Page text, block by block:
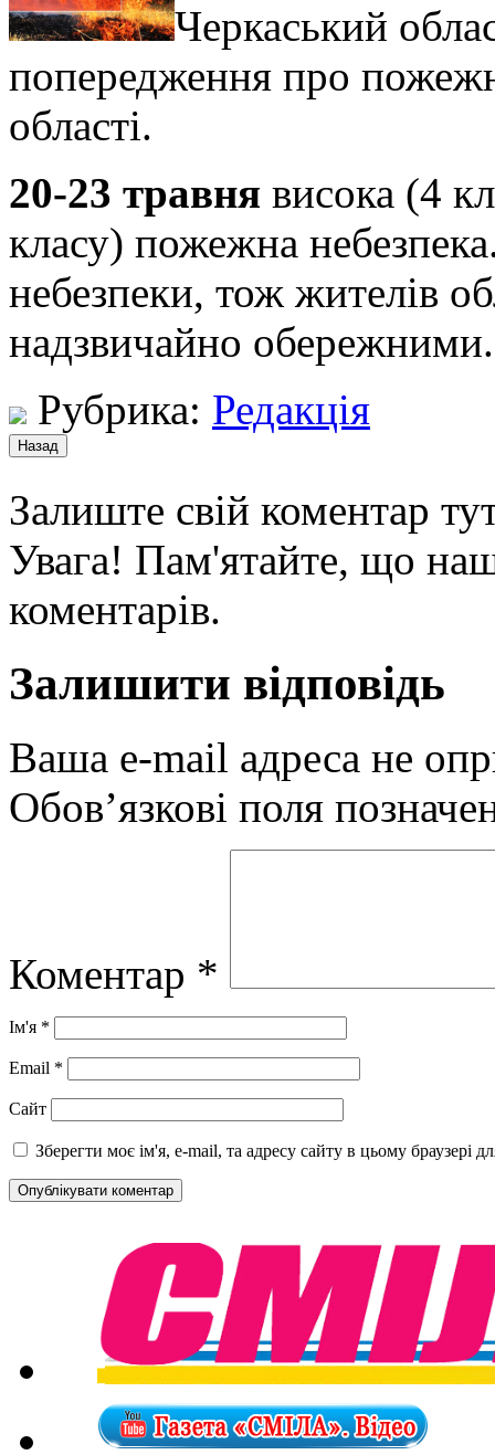
Черкаський
попередження про
області.
20-23 травня висока (4
класу) пожежна
небезпеки, тож жителів
надзвичайно обережними.
Рубрика: Редакція
Залиште свій коментар
Увага! Пам'ятайте, що
коментарів.
Залишити відповідь
Ваша e-mail адреса не
Обов’язкові поля
Коментар *
Ім'я *
Email *
Сайт
Зберегти моє ім'я, e-mail, та адресу сайту в цьому браузері